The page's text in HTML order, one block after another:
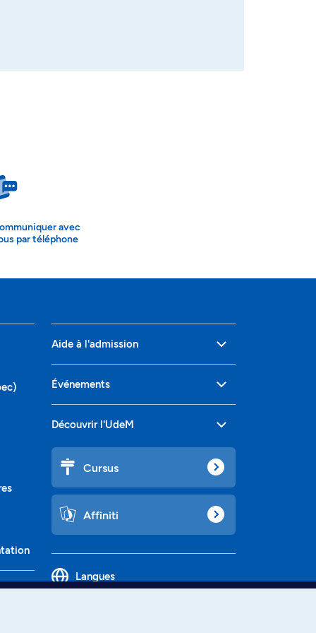
avec
par téléphone
Aide à l'admission
Événements
Découvrir l'UdeM
Cursus
Affiniti
Langues